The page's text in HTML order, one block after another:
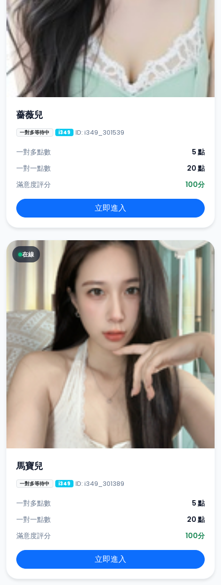
薔薇兒
一對多等待中 i349 ID: i349_301539
一對多點數
5 點
一對一點數
20 點
滿意度評分
100分
立即進入
在線
馬寶兒
一對多等待中 i349 ID: i349_301389
一對多點數
5 點
一對一點數
20 點
滿意度評分
100分
立即進入